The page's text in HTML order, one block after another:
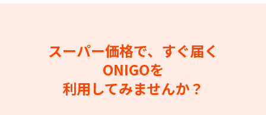
スーパー価格で、すぐ届く
ONIGOを
利用してみませんか？